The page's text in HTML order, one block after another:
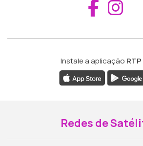
Instale a aplicação
Redes de